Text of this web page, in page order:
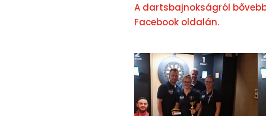
A dartsbajnokságról
Facebook oldalán.